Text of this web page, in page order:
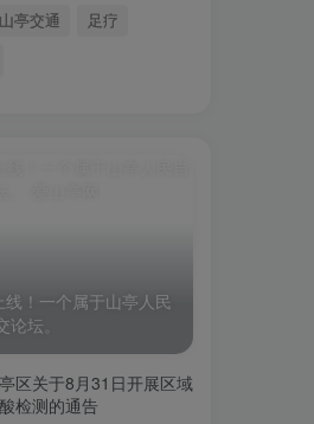
山亭交通
足疗
线！一个属于山亭人民
论坛。
区关于8月31日开展区域
检测的通告